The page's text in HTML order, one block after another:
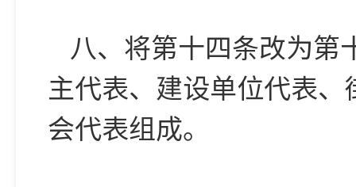
八、将第十四条改为
主代表、建设单位代表
会代表组成。